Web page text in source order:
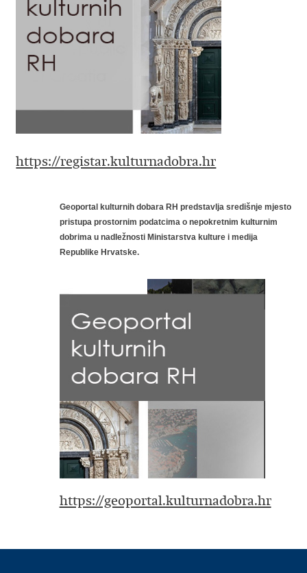
https://registar.kulturnadobra.hr
Geoportal kulturnih dobara RH predstavlja središnje mjesto
pristupa prostornim podatcima o nepokretnim kulturnim
dobrima u nadležnosti Ministarstva kulture i medija
Republike Hrvatske.
https://geoportal.kulturnadobra.hr